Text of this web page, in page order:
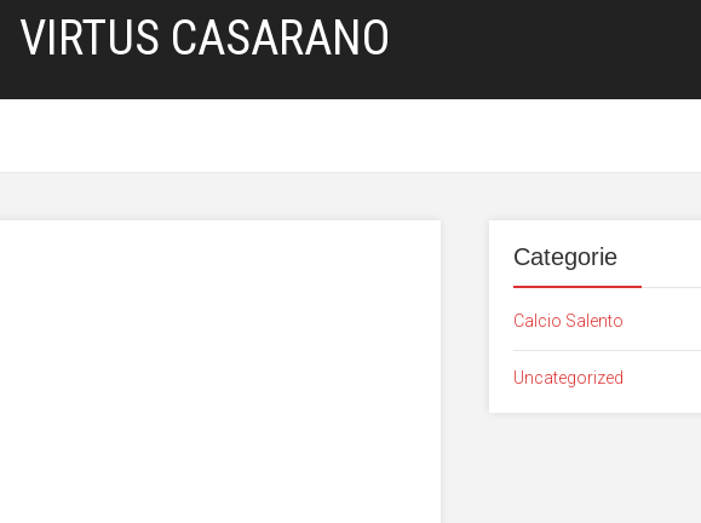
VIRTUS CASARANO
Categorie
Calcio Salento
Uncategorized